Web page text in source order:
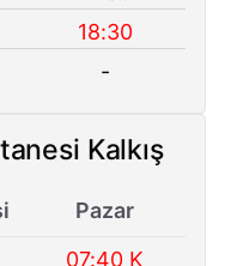
18:30
-
Kalkış
Pazar
07:40 K